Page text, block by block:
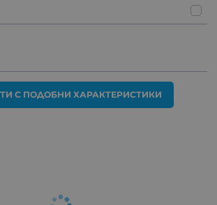
С ПОДОБНИ ХАРАКТЕРИСТИКИ